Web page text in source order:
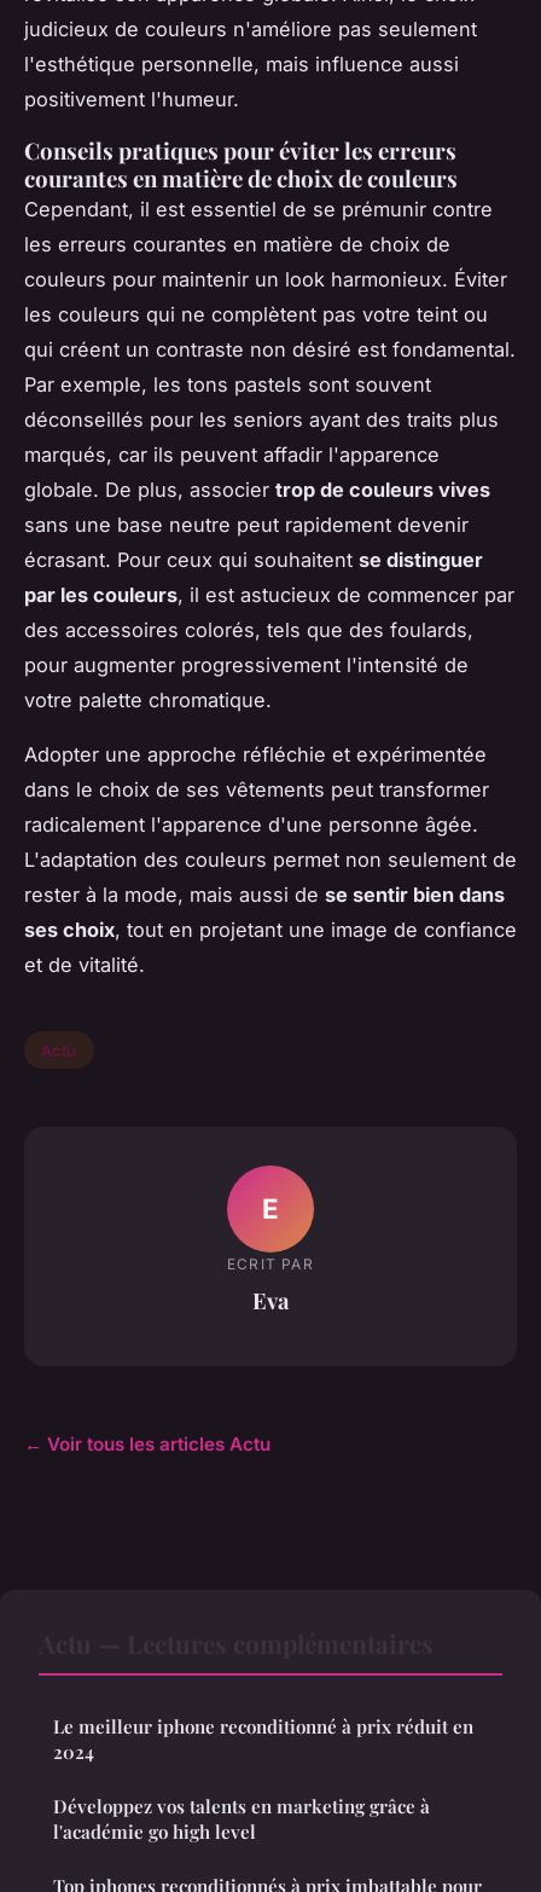
judicieux de couleurs n'améliore pas seulement
l'esthétique personnelle, mais influence aussi
positivement l'humeur.
Conseils pratiques pour éviter les erreurs
courantes en matière de choix de couleurs
Cependant, il est essentiel de se prémunir contre
les erreurs courantes en matière de choix de
couleurs pour maintenir un look harmonieux. Éviter
les couleurs qui ne complètent pas votre teint ou
qui créent un contraste non désiré est fondamental.
Par exemple, les tons pastels sont souvent
déconseillés pour les seniors ayant des traits plus
marqués, car ils peuvent affadir l'apparence
globale. De plus, associer trop de couleurs vives
sans une base neutre peut rapidement devenir
écrasant. Pour ceux qui souhaitent se distinguer
par les couleurs, il est astucieux de commencer par
des accessoires colorés, tels que des foulards,
pour augmenter progressivement l'intensité de
votre palette chromatique.
Adopter une approche réfléchie et expérimentée
dans le choix de ses vêtements peut transformer
radicalement l'apparence d'une personne âgée.
L'adaptation des couleurs permet non seulement de
rester à la mode, mais aussi de se sentir bien dans
ses choix, tout en projetant une image de confiance
et de vitalité.
Actu
E
ECRIT PAR
Eva
← Voir tous les articles Actu
Le meilleur iphone reconditionné à prix réduit en
2024
Développez vos talents en marketing grâce à
l'académie go high level
Top iphones reconditionnés à prix imbattable pour